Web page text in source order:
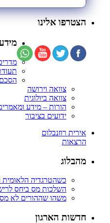
הצטרפו אלינו
הסכם
צוואה וירושה
צוואה ביולוגית
הורות – מידע
ידועים בציבור
אירית רוזנבלום
הרצאות
מהבלוג
כשהטרגדיה
השלכות מס ביחס
משהו שההורים לא
חדשות הארגון